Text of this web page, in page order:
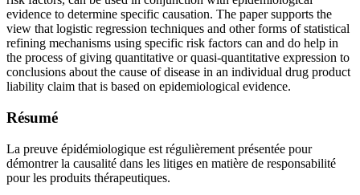
evidence to determine specific causation. The paper supports the
view that logistic regression techniques and other forms of statistical
refining mechanisms using specific risk factors can and do help in
the process of giving quantitative or quasi-quantitative expression to
conclusions about the cause of disease in an individual drug product
liability claim that is based on epidemiological evidence.
Résumé
La preuve épidémiologique est régulièrement présentée pour
démontrer la causalité dans les litiges en matière de responsabilité
pour les produits thérapeutiques.